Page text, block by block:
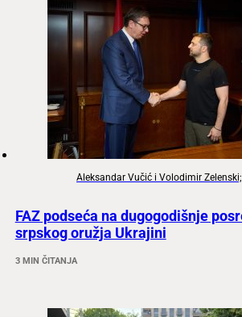
Aleksandar Vučić i Volodimir
FAZ podseća na dugogodišnje
srpskog oružja Ukrajini
3 MIN ČITANJA